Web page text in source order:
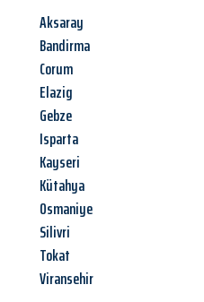
Aksaray
Bandirma
Corum
Elazig
Gebze
Isparta
Kayseri
Kütahya
Osmaniye
Silivri
Tokat
Viransehir